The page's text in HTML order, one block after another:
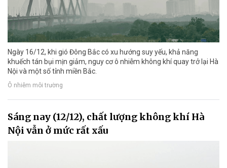
Ngày 16/12, khi gió Đông Bắc có xu hướng suy yếu, khả năng
khuếch tán bụi mịn giảm, nguy cơ ô nhiễm không khí quay trở lại Hà
Nội và một số tỉnh miền Bắc.
Ô nhiễm môi trường
Sáng nay (12/12), chất lượng không khí Hà
Nội vẫn ở mức rất xấu